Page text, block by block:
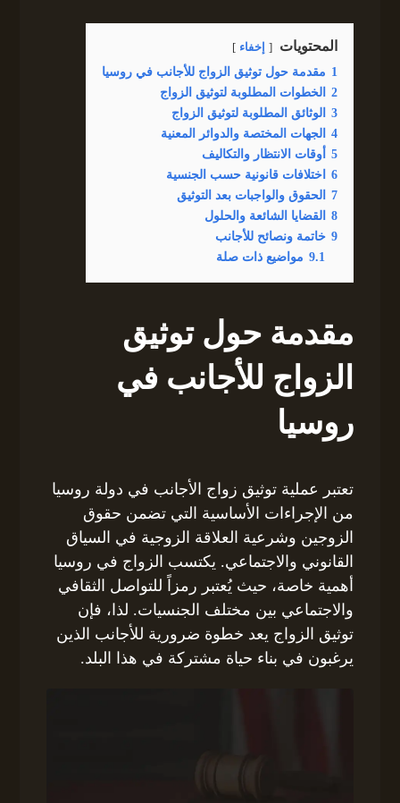
المحتويات إخفاء
1 مقدمة حول توثيق الزواج للأجانب في روسيا
2 الخطوات المطلوبة لتوثيق الزواج
3 الوثائق المطلوبة لتوثيق الزواج
4 الجهات المختصة والدوائر المعنية
5 أوقات الانتظار والتكاليف
6 اختلافات قانونية حسب الجنسية
7 الحقوق والواجبات بعد التوثيق
8 القضايا الشائعة والحلول
9 خاتمة ونصائح للأجانب
9.1 مواضيع ذات صلة
مقدمة حول توثيق
الزواج للأجانب في
روسيا
تعتبر عملية توثيق زواج الأجانب في دولة روسيا
من الإجراءات الأساسية التي تضمن حقوق
الزوجين وشرعية العلاقة الزوجية في السياق
القانوني والاجتماعي. يكتسب الزواج في روسيا
أهمية خاصة، حيث يُعتبر رمزاً للتواصل الثقافي
والاجتماعي بين مختلف الجنسيات. لذا، فإن
توثيق الزواج يعد خطوة ضرورية للأجانب الذين
يرغبون في بناء حياة مشتركة في هذا البلد.